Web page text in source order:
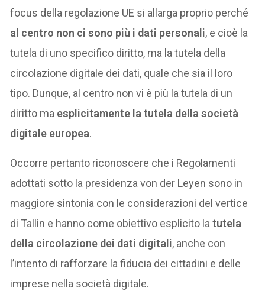
focus della regolazione UE si allarga proprio perché
al centro non ci sono più i dati personali, e cioè la
tutela di uno specifico diritto, ma la tutela della
circolazione digitale dei dati, quale che sia il loro
tipo. Dunque, al centro non vi è più la tutela di un
diritto ma esplicitamente la tutela della società
digitale europea.
Occorre pertanto riconoscere che i Regolamenti
adottati sotto la presidenza von der Leyen sono in
maggiore sintonia con le considerazioni del vertice
di Tallin e hanno come obiettivo esplicito latutela
della circolazione dei dati digitali, anche con
l’intento di rafforzare la fiducia dei cittadini e delle
imprese nella società digitale.